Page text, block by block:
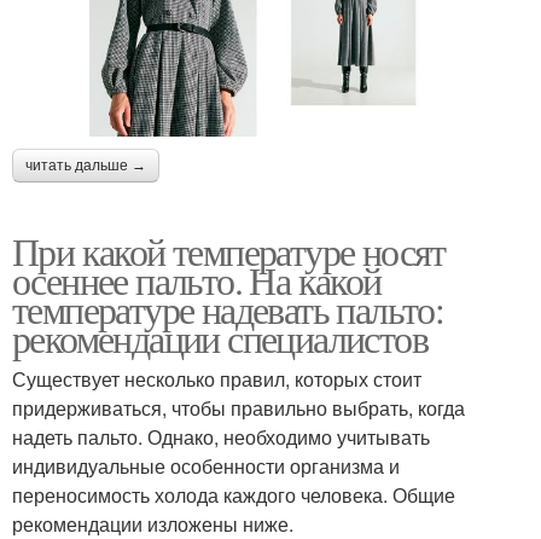
читать дальше →
При какой температуре носят
осеннее пальто. На какой
температуре надевать пальто:
рекомендации специалистов
Существует несколько правил, которых стоит
придерживаться, чтобы правильно выбрать, когда
надеть пальто. Однако, необходимо учитывать
индивидуальные особенности организма и
переносимость холода каждого человека. Общие
рекомендации изложены ниже.